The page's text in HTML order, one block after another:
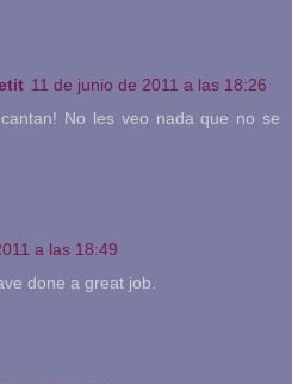
11 de junio de 2011 a las 18:26
No les veo nada que no se
a las 18:49
done a great job.